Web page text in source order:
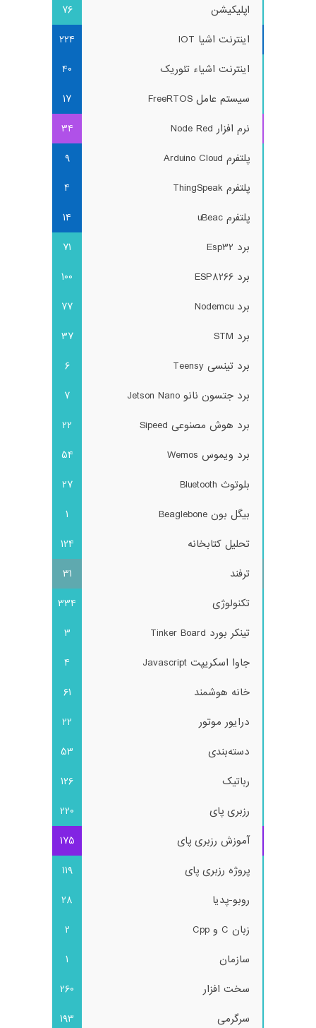
اپلیکیشن
76
اینترنت اشیا IOT
224
اینترنت اشیاء تئوریک
40
سیستم عامل FreeRTOS
17
نرم افزار Node Red
34
پلتفرم Arduino Cloud
9
پلتفرم ThingSpeak
4
پلتفرم uBeac
14
برد Esp32
71
برد ESP8266
100
برد Nodemcu
77
برد STM
37
برد تینسی Teensy
6
برد جتسون نانو Jetson Nano
7
برد هوش مصنوعی Sipeed
22
برد ویموس Wemos
54
بلوتوث Bluetooth
27
بیگل بون Beaglebone
1
تحلیل کتابخانه
124
ترفند
31
تکنولوژی
334
تینکر بورد Tinker Board
3
جاوا اسکریپت Javascript
4
خانه هوشمند
61
درایور موتور
22
دسته‌بندی
53
رباتیک
126
رزبری پای
220
آموزش رزبری پای
175
پروژه رزبری پای
119
روبو-پدیا
28
زبان C و Cpp
2
سازمان
1
سخت افزار
260
سرگرمی
193